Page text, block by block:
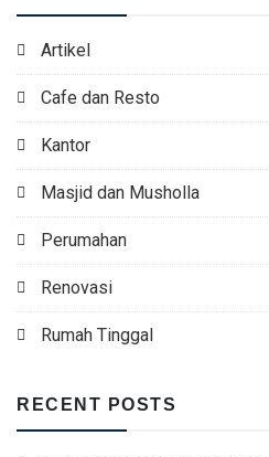
Artikel
Cafe dan Resto
Kantor
Masjid dan Musholla
Perumahan
Renovasi
Rumah Tinggal
RECENT POSTS